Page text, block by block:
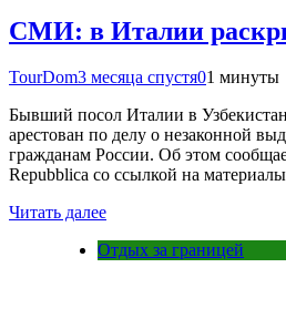
СМИ: в Италии
TourDom3 месяца спустя01 минуты
Бывший посол Италии в
арестован по делу о незаконной
гражданам России. Об этом
Repubblica со ссылкой на
Читать далее
Отдых за границей